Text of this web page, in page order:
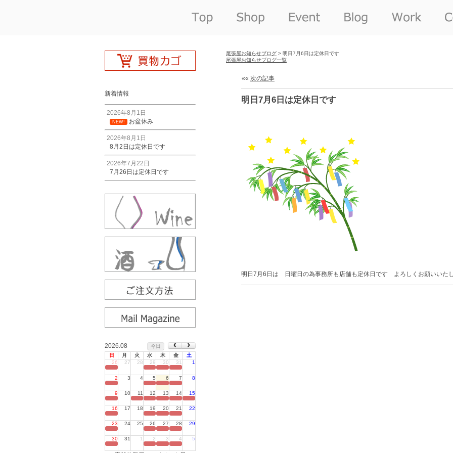
新着情報
2026年8月1日
NEW! お盆休み
2026年8月1日
8月2日は定休日です
2026年7月22日
7月26日は定休日です
2026.08
今日
日
月 火 水 木 金
土
26
27 28 29 30 31 1
2 3 4 5 6 7 8
9 10 11 12 13 14 15
16 17 18 19 20 21 22
23 24 25 26 27 28 29
30 31 1 2 3 4 5
尾張屋お知らせブログ > 明日7月6日は定休日です
尾張屋お知らせブログ一覧
«« 次の記事
明日7月6日は定休日です
明日7月6日は 日曜日の為事務所も店舗も定休日です よろしくお願いいた